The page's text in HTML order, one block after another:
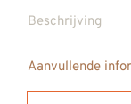
Beschrijving
Aanvullende